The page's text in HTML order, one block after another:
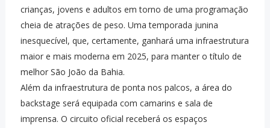
crianças, jovens e adultos em torno de uma programação
cheia de atrações de peso. Uma temporada junina
inesquecível, que, certamente, ganhará uma infraestrutura
maior e mais moderna em 2025, para manter o título de
melhor São João da Bahia.
Além da infraestrutura de ponta nos palcos, a área do
backstage será equipada com camarins e sala de
imprensa. O circuito oficial receberá os espaços